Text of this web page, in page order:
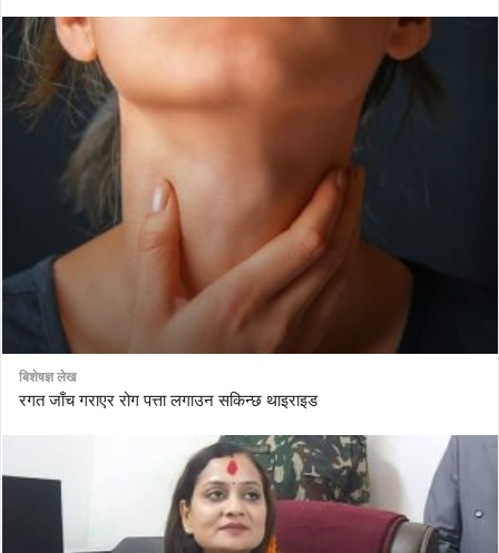
बिशेषज्ञ लेख
रगत जाँच गराएर रोग पत्ता लगाउन सकिन्छ थाइराइड